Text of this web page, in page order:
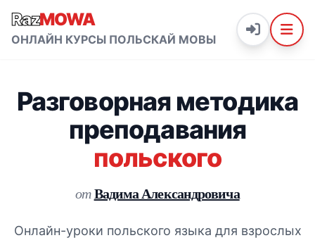
RazMOWA
ОНЛАЙН КУРСЫ ПОЛЬСКАЙ МОВЫ
Разговорная методика
преподавания
польского
отВадима Александровича
Онлайн-уроки польского языка для взрослых